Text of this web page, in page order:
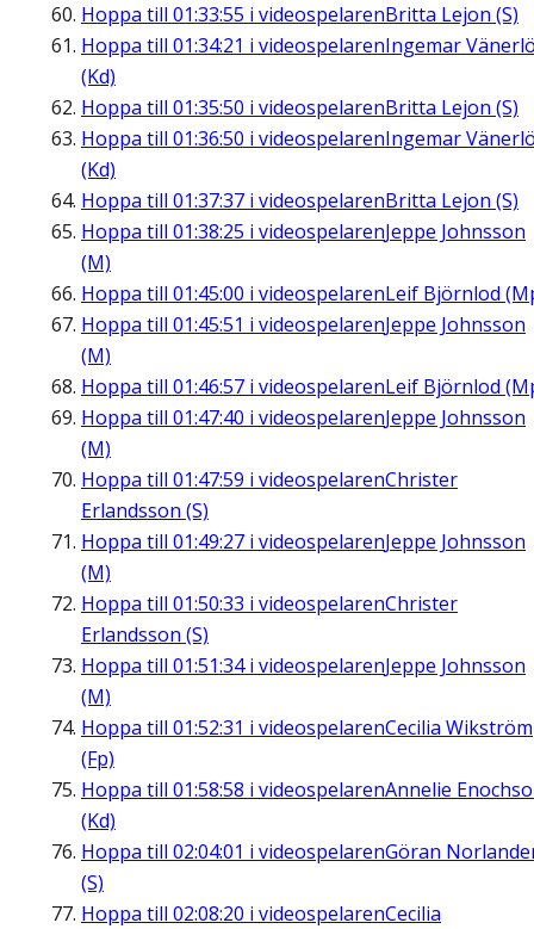
Hoppa till 01:33:55 i videospelarenBritta Lejon (S)
Hoppa till 01:34:21 i videospelarenIngemar
(Kd)
Hoppa till 01:35:50 i videospelarenBritta Lejon (S)
Hoppa till 01:36:50 i videospelarenIngemar
(Kd)
Hoppa till 01:37:37 i videospelarenBritta Lejon (S)
Hoppa till 01:38:25 i videospelarenJeppe Johnsson
(M)
Hoppa till 01:45:00 i videospelarenLeif Björnlod
Hoppa till 01:45:51 i videospelarenJeppe Johnsson
(M)
Hoppa till 01:46:57 i videospelarenLeif Björnlod
Hoppa till 01:47:40 i videospelarenJeppe Johnsson
(M)
Hoppa till 01:47:59 i videospelarenChrister
Erlandsson (S)
Hoppa till 01:49:27 i videospelarenJeppe Johnsson
(M)
Hoppa till 01:50:33 i videospelarenChrister
Erlandsson (S)
Hoppa till 01:51:34i videospelarenJeppe Johnsson
(M)
Hoppa till 01:52:31 i videospelarenCecilia Wikström
(Fp)
Hoppa till 01:58:58 i videospelarenAnnelie
(Kd)
Hoppa till 02:04:01 i videospelarenGöran
(S)
Hoppa till 02:08:20 i videospelarenCecilia